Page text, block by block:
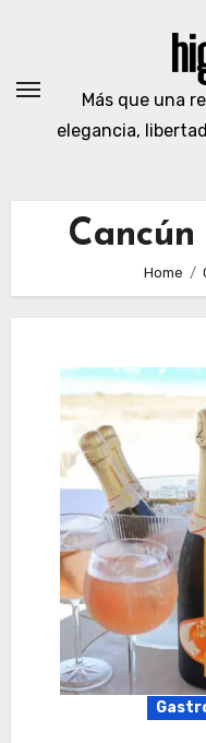
Más que una
elegancia,
Home